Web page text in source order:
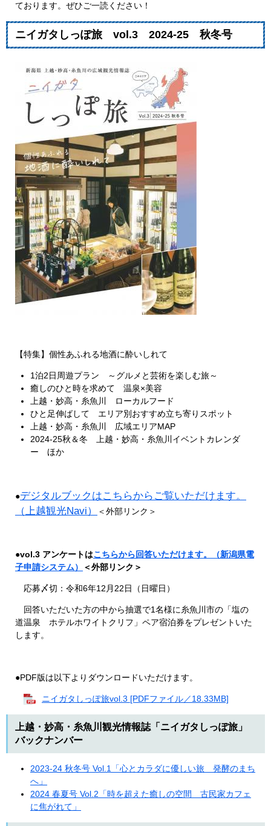
ております。ぜひご一読ください！
ニイガタしっぽ旅 vol.3 2024-25 秋冬号
【特集】個性あふれる地酒に酔いしれて
1泊2日周遊プラン ～グルメと芸術を楽しむ旅～
癒しのひと時を求めて 温泉×美容
上越・妙高・糸魚川 ローカルフード
ひと足伸ばして エリア別おすすめ立ち寄りスポット
上越・妙高・糸魚川 広域エリアMAP
2024‐25秋＆冬 上越・妙高・糸魚川イベントカレンダ
ー ほか
●デジタルブックはこちらからご覧いただけます。
（上越観光Navi）
＜外部リンク＞
●vol.3 アンケートはこちらから回答いただけます。（新潟県電
子申請システム）
＜外部リンク＞
応募〆切：令和6年12月22日（日曜日）
回答いただいた方の中から抽選で1名様に糸魚川市の「塩の
道温泉 ホテルホワイトクリフ」ペア宿泊券をプレゼントいた
します。
●PDF版は以下よりダウンロードいただけます。
ニイガタしっぽ旅vol.3 [PDFファイル／18.33MB]
上越・妙高・糸魚川観光情報誌「ニイガタしっぽ旅」
バックナンバー
2023-24 秋冬号 Vol.1「心とカラダに優しい旅 発酵のまち
へ」
2024 春夏号 Vol.2「時を超えた癒しの空間 古民家カフェ
に焦がれて」